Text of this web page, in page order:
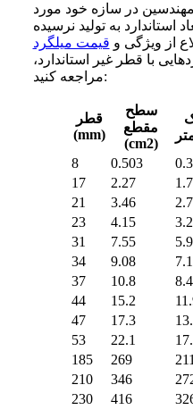
در سازه خود مورد
استاندارد به تولید نرسیده
از ویژگی‌ و قیمت میلگرد
با قطر غیر استاندارد،
مراجعه کنید:
قطر
(mm)
سطح
مقطع
(cm2)
8
0.503
17
2.27
21
3.46
23
4.15
31
7.55
34
9.08
37
10.8
44
15.2
47
17.3
53
22.1
185
269 211
210
346
230
416